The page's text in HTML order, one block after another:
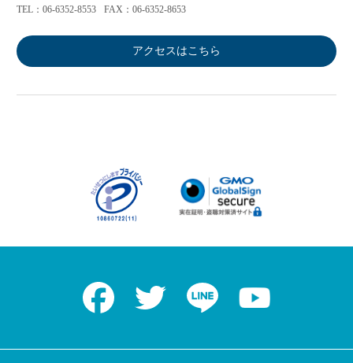
TEL：06-6352-8553
FAX：06-6352-8653
アクセスはこちら
Facebook Twitter LINE